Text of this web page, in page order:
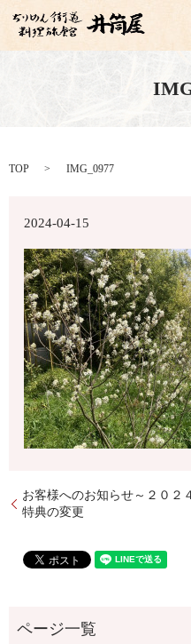
TOP IMG_0977
2024-04-15
お客様へのお知らせ～２０２
特典の変更